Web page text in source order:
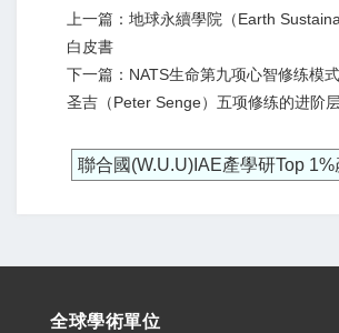
上一篇：地球永續學院（Earth
白皮書
下一篇：NATS生命第九项心智修练模
圣吉（Peter Senge）五项修练的进阶
聯合國(W.U.U)IAE產學研Top
全球學術單位